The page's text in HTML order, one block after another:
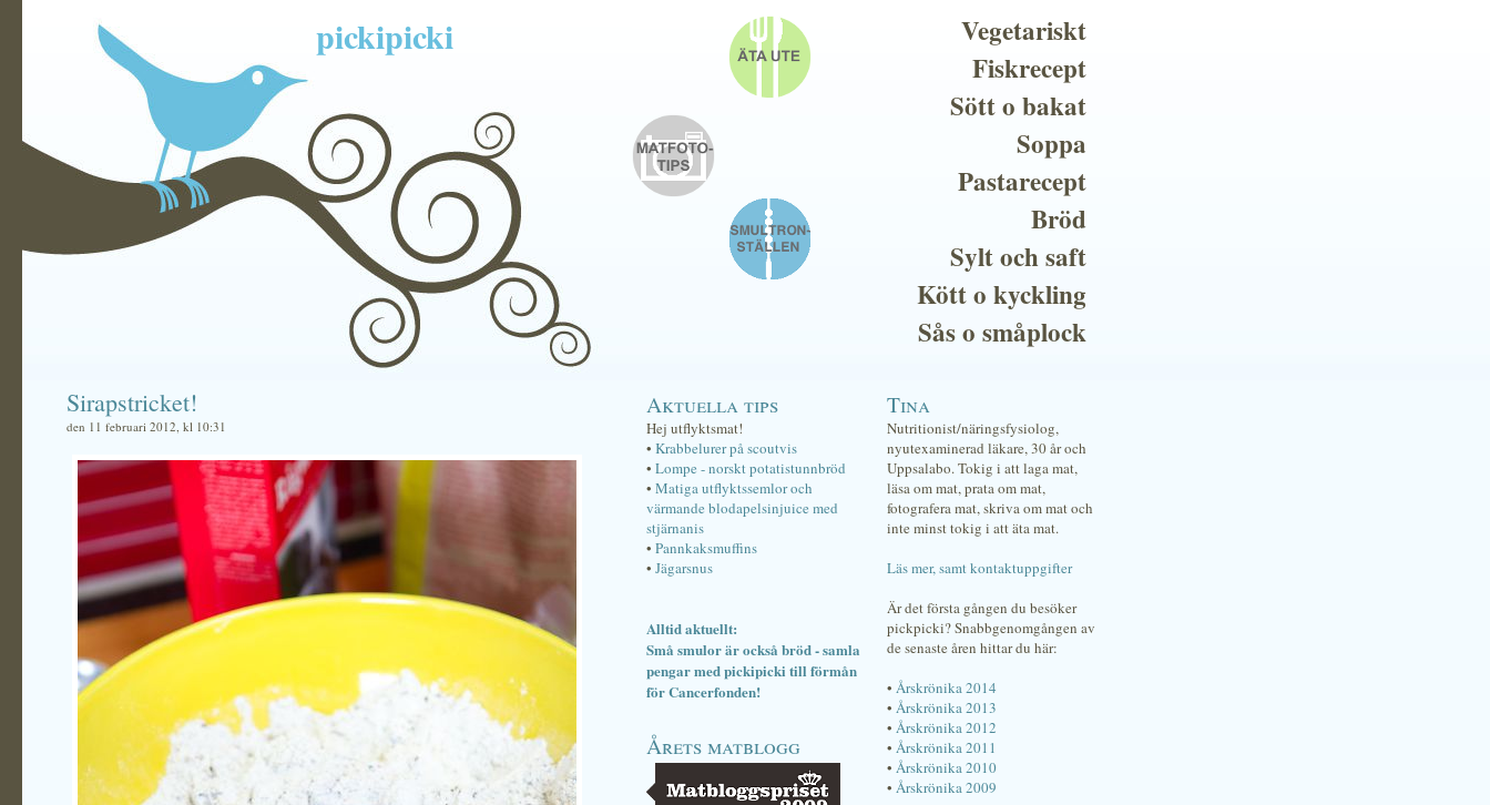
pickipicki
Vegetariskt
Fiskrecept
Sött o bakat
Soppa
Pastarecept
Bröd
Sylt och saft
Kött o kyckling
Sås o småplock
Sirapstricket!
den 11 februari 2012, kl 10:31
Aktuella tips
Hej utflyktsmat!
• Krabbelurer på scoutvis
• Lompe - norskt potatistunnbröd
• Matiga utflyktssemlor och
värmande blodapelsinjuice med
stjärnanis
• Pannkaksmuffins
• Jägarsnus
Alltid aktuellt:
Små smulor är också bröd - samla
pengar med pickipicki till förmån
för Cancerfonden!
Årets matblogg
Tina
Nutritionist/näringsfysiolog,
nyutexaminerad läkare, 30 år och
Uppsalabo. Tokig i att laga mat,
läsa om mat, prata om mat,
fotografera mat, skriva om mat och
inte minst tokig i att äta mat.
Läs mer, samt kontaktuppgifter
Är det första gången du besöker
pickpicki? Snabbgenomgången av
de senaste åren hittar du här:
• Årskrönika 2014
• Årskrönika 2013
• Årskrönika 2012
• Årskrönika 2011
• Årskrönika 2010
• Årskrönika 2009